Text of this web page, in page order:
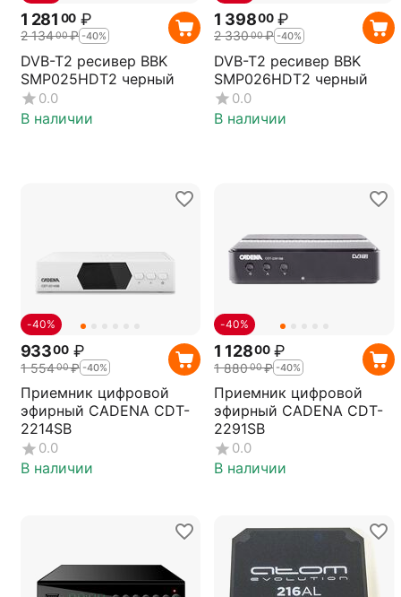
1 281 00 ₽
2 13400₽ -40%
DVB-T2 ресивер BBK
SMP025HDT2 черный
0.0
В наличии
1 39800 ₽
2 33000₽ -40%
DVB-T2 ресивер BBK
SMP026HDT2 черный
0.0
В наличии
-40%
93300 ₽
1 55400₽ -40%
Приемник цифровой
эфирный CADENA CDT-
2214SB
0.0
В наличии
-40%
1 12800 ₽
1 88000₽ -40%
Приемник цифровой
эфирный CADENA CDT-
2291SB
0.0
В наличии